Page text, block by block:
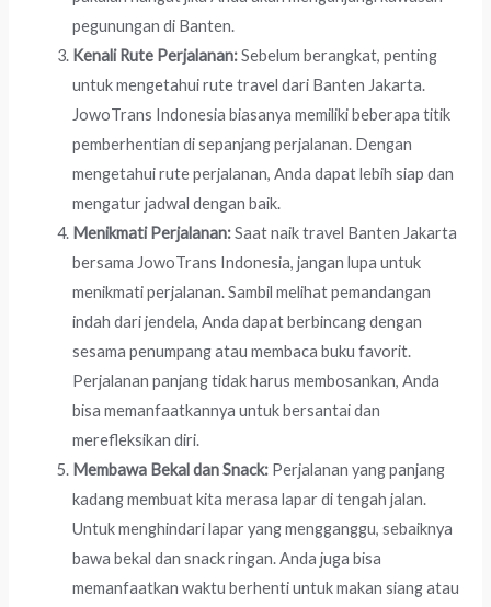
pegunungan di Banten.
Kenali Rute Perjalanan:Sebelum berangkat, penting
untuk mengetahui rute travel dari Banten Jakarta.
JowoTrans Indonesia biasanya memiliki beberapa titik
pemberhentian di sepanjang perjalanan. Dengan
mengetahui rute perjalanan, Anda dapat lebih siap dan
mengatur jadwal dengan baik.
Menikmati Perjalanan:Saat naik travel Banten Jakarta
bersama JowoTrans Indonesia, jangan lupa untuk
menikmati perjalanan. Sambil melihat pemandangan
indah dari jendela, Anda dapat berbincang dengan
sesama penumpang atau membaca buku favorit.
Perjalanan panjang tidak harus membosankan, Anda
bisa memanfaatkannya untuk bersantai dan
merefleksikan diri.
Membawa Bekal dan Snack: Perjalanan yang panjang
kadang membuat kita merasa lapar di tengah jalan.
Untuk menghindari lapar yang mengganggu, sebaiknya
bawa bekal dan snack ringan. Anda juga bisa
memanfaatkan waktu berhenti untuk makan siang atau